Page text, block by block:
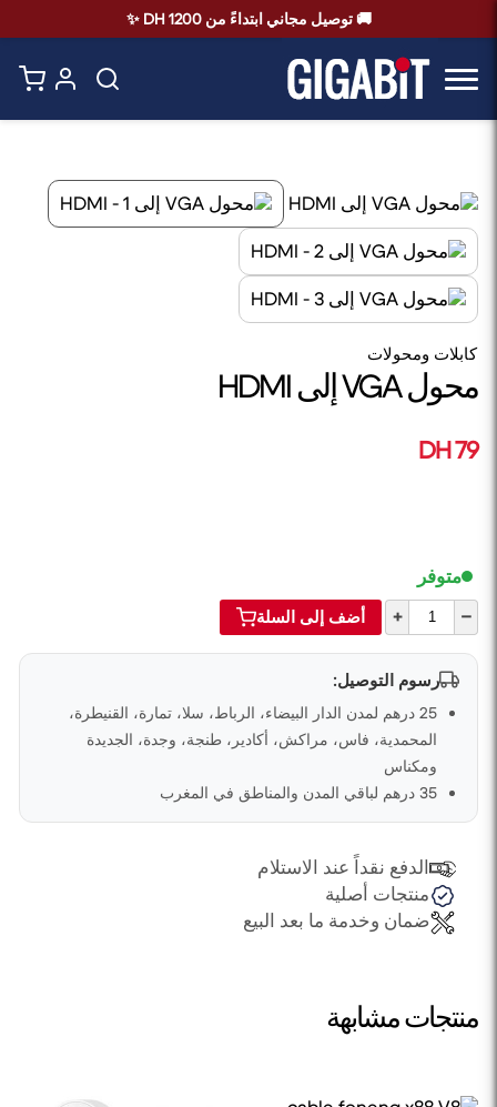
🚚 توصيل مجاني ابتداءً من 1200 DH ✨
كابلات ومحولات
محول VGA إلى HDMI
79 DH
متوفر
–
+ أضف إلى السلة
رسوم التوصيل:
25 درهم لمدن الدار البيضاء، الرباط، سلا، تمارة، القنيطرة،
المحمدية، فاس، مراكش، أكادير، طنجة، وجدة، الجديدة
ومكناس
35 درهم لباقي المدن والمناطق في المغرب
الدفع نقداً عند الاستلام
منتجات أصلية
ضمان وخدمة ما بعد البيع
منتجات مشابهة